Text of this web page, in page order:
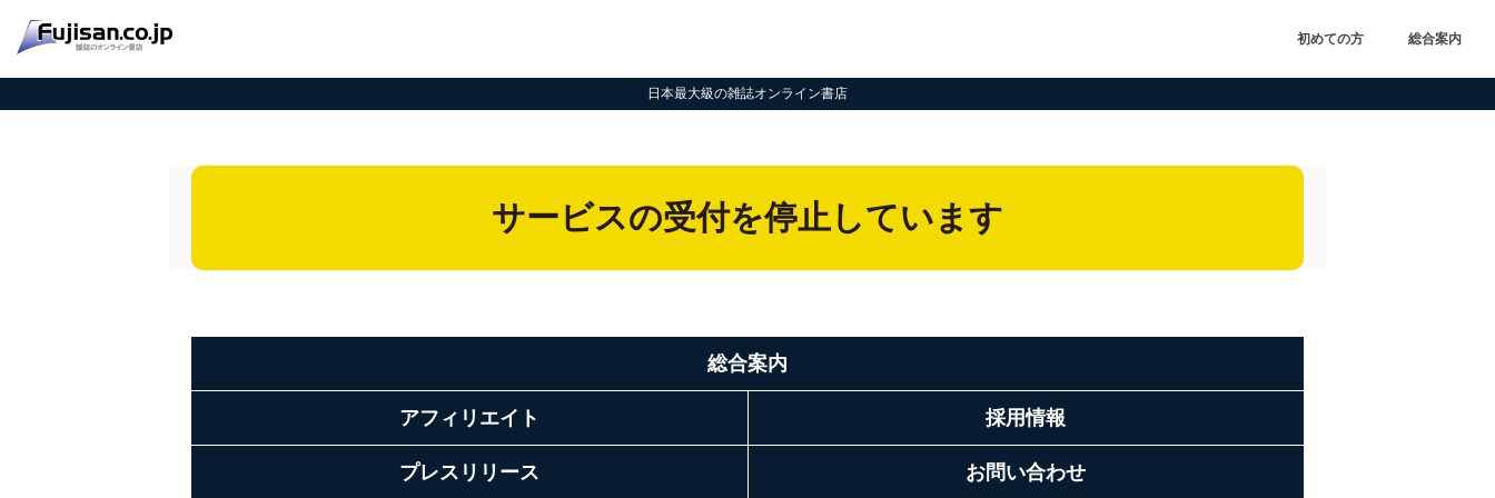
初めての方 総合案内
日本最大級の雑誌オンライン書店
サービスの受付を停止しています
総合案内
アフィリエイト 採用情報
プレスリリース お問い合わせ